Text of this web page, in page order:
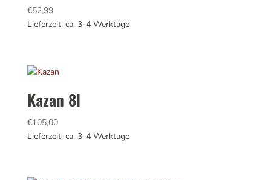
€52,99
Lieferzeit: ca. 3-4 Werktage
Kazan 8l
€105,00
Lieferzeit: ca. 3-4 Werktage